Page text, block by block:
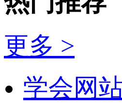
更多 >
学会网